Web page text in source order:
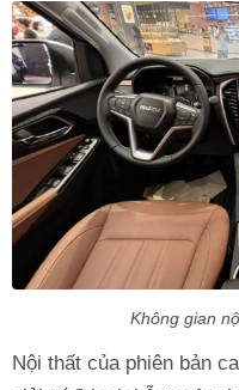
Không gian
Nội thất của phiên bản